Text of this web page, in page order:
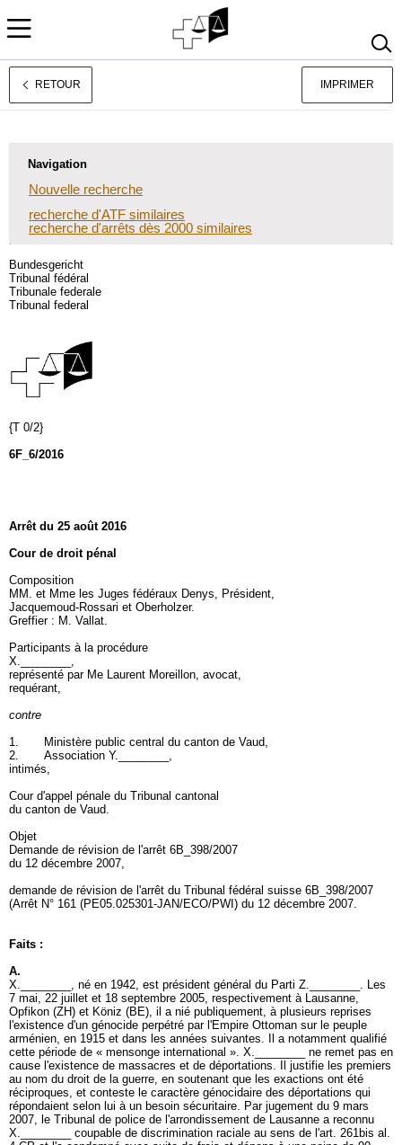
Jurisprudence
RETOUR IMPRIMER
Navigation
Nouvelle recherche
recherche d'ATF similaires
recherche d'arrêts dès 2000 similaires
Bundesgericht
Tribunal fédéral
Tribunale federale
Tribunal federal
{T 0/2}
6F_6/2016
Arrêt du 25 août 2016
Cour de droit pénal
Composition
MM. et Mme les Juges fédéraux Denys, Président,
Jacquemoud-Rossari et Oberholzer.
Greffier : M. Vallat.
Participants à la procédure
X.________,
représenté par Me Laurent Moreillon, avocat,
requérant,
contre
1. Ministère public central du canton de Vaud,
2. Association Y.________,
intimés,
Cour d'appel pénale du Tribunal cantonal
du canton de Vaud.
Objet
Demande de révision de l'arrêt 6B_398/2007
du 12 décembre 2007,
demande de révision de l'arrêt du Tribunal fédéral suisse 6B_398/2007
(Arrêt N° 161 (PE05.025301-JAN/ECO/PWI) du 12 décembre 2007.
Faits :
A.
X.________, né en 1942, est président général du Parti Z.________. Les
7 mai, 22 juillet et 18 septembre 2005, respectivement à Lausanne,
Opfikon (ZH) et Köniz (BE), il a nié publiquement, à plusieurs reprises
l'existence d'un génocide perpétré par l'Empire Ottoman sur le peuple
arménien, en 1915 et dans les années suivantes. Il a notamment qualifié
cette période de « mensonge international ». X.________ ne remet pas en
cause l'existence de massacres et de déportations. Il justifie les premiers
au nom du droit de la guerre, en soutenant que les exactions ont été
réciproques, et conteste le caractère génocidaire des déportations qui
répondaient selon lui à un besoin sécuritaire. Par jugement du 9 mars
2007, le Tribunal de police de l'arrondissement de Lausanne a reconnu
X.________ coupable de discrimination raciale au sens de l'art. 261bis al.